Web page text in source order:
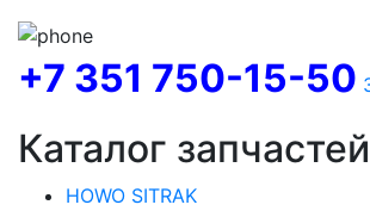
+7 351 750-15-50
Каталог запчастей
HOWO SITRAK